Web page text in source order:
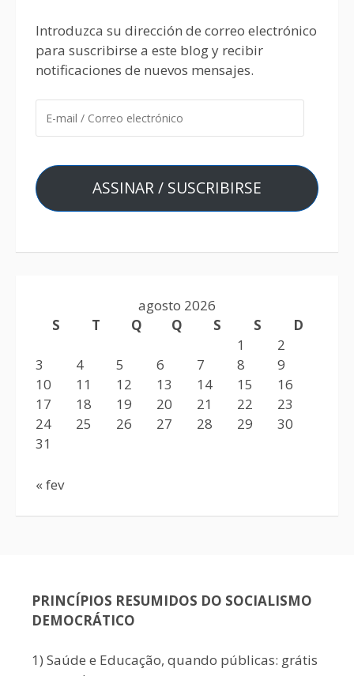
Introduzca su dirección de correo electrónico
para suscribirse a este blog y recibir
notificaciones de nuevos mensajes.
ASSINAR / SUSCRIBIRSE
agosto 2026
S
T Q Q S S
D
1
2
3
4 5 6 7 8
9
10
11 12 13 14 15
16
17
18 19 20 21 22
23
24
25 26 27 28 29
30
31
« fev
PRINCÍPIOS RESUMIDOS DO SOCIALISMO
DEMOCRÁTICO
1) Saúde e Educação, quando públicas: grátis